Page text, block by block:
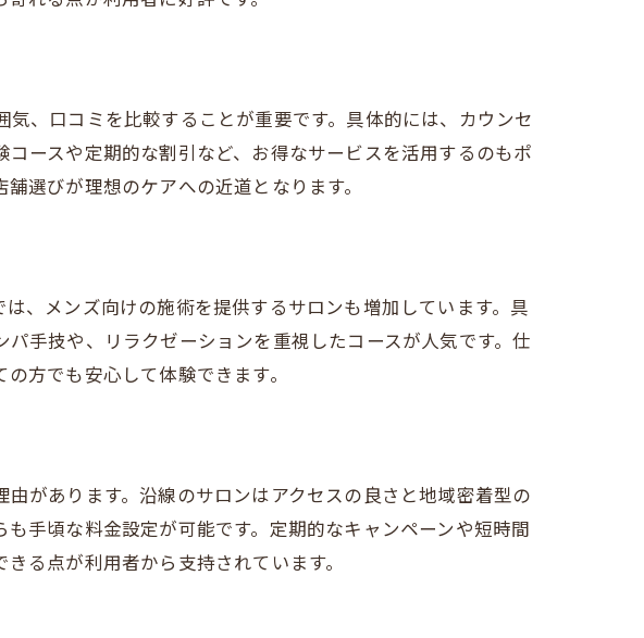
ッサージ
情
体験
の魅力
ッサージ活用法
選び方
、口コミを比較することが重要です。具体的には、カウンセ
ースや定期的な割引など、お得なサービスを活用するのもポ
選びが理想のケアへの近道となります。
、メンズ向けの施術を提供するサロンも増加しています。具
手技や、リラクゼーションを重視したコースが人気です。仕
方でも安心して体験できます。
があります。沿線のサロンはアクセスの良さと地域密着型の
手頃な料金設定が可能です。定期的なキャンペーンや短時間
る点が利用者から支持されています。